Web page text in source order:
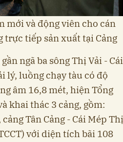
mới và động viên cho cán
trực tiếp sản xuất tại Cảng
ngã ba sông Thị Vải - Cái
lý, luồng chạy tàu có độ
âm 16,8 mét, hiện Tổng
khai thác 3 cảng, gồm:
Tân Cảng - Cái Mép Thị
với diện tích bãi 108